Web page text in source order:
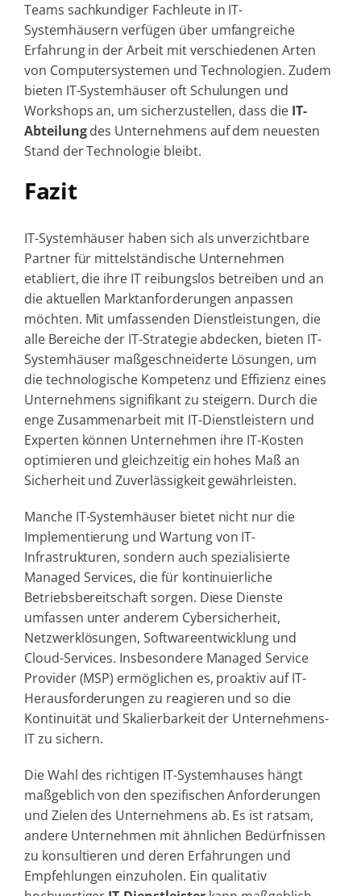
Teams sachkundiger Fachleute in IT-
Systemhäusern verfügen über umfangreiche
Erfahrung in der Arbeit mit verschiedenen Arten
von Computersystemen und Technologien. Zudem
bieten IT-Systemhäuser oft Schulungen und
Workshops an, um sicherzustellen, dass die IT-
Abteilungdes Unternehmens auf dem neuesten
Stand der Technologie bleibt.
Fazit
IT-Systemhäuser haben sich als unverzichtbare
Partner für mittelständische Unternehmen
etabliert, die ihre IT reibungslos betreiben und an
die aktuellen Marktanforderungen anpassen
möchten. Mit umfassenden Dienstleistungen, die
alle Bereiche der IT-Strategie abdecken, bieten IT-
Systemhäuser maßgeschneiderte Lösungen, um
die technologische Kompetenz und Effizienz eines
Unternehmens signifikant zu steigern. Durch die
enge Zusammenarbeit mit IT-Dienstleistern und
Experten können Unternehmen ihre IT-Kosten
optimieren und gleichzeitig ein hohes Maß an
Sicherheit und Zuverlässigkeit gewährleisten.
Manche IT-Systemhäuser bietet nicht nur die
Implementierung und Wartung von IT-
Infrastrukturen, sondern auch spezialisierte
Managed Services, die für kontinuierliche
Betriebsbereitschaft sorgen. Diese Dienste
umfassen unter anderem Cybersicherheit,
Netzwerklösungen, Softwareentwicklung und
Cloud-Services. Insbesondere Managed Service
Provider (MSP) ermöglichen es, proaktiv auf IT-
Herausforderungen zu reagieren und so die
Kontinuität und Skalierbarkeit der Unternehmens-
IT zu sichern.
Die Wahl des richtigen IT-Systemhauses hängt
maßgeblich von den spezifischen Anforderungen
und Zielen des Unternehmens ab. Es ist ratsam,
andere Unternehmen mit ähnlichen Bedürfnissen
zu konsultieren und deren Erfahrungen und
Empfehlungen einzuholen. Ein qualitativ